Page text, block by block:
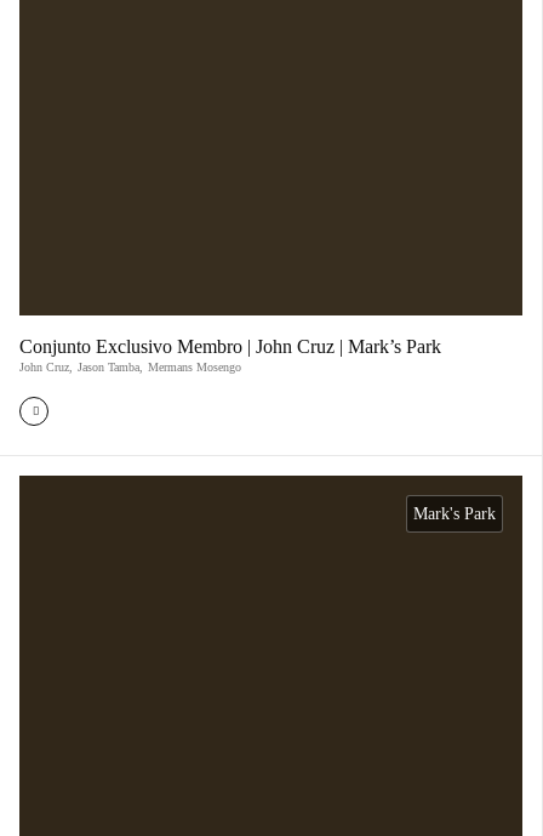
Conjunto Exclusivo Membro | John Cruz | Mark’s Park
John Cruz Jason Tamba Mermans Mosengo
Mark's Park